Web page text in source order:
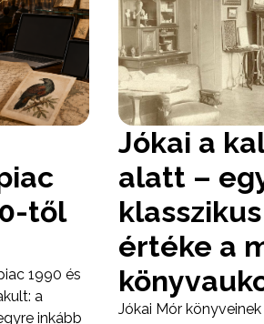
től
1990 és
a
inkább
Jókai a
alatt –
értéke a
Jókai Mór